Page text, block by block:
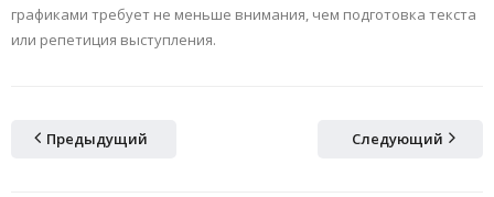
графиками требует не меньше внимания, чем подготовка текста
или репетиция выступления.
Предыдущий Следующий